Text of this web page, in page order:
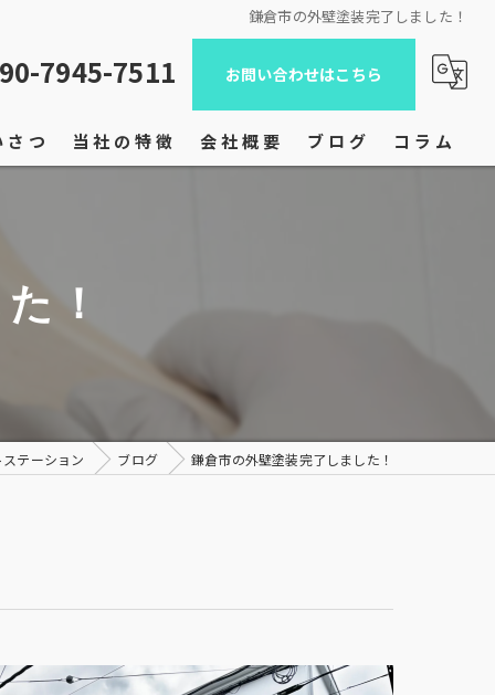
鎌倉市の外壁塗装完了しました！
7945-7511 お問い合わせはこちら
つ 当社の特徴 会社概要 ブログ コラム
！
テーション ブログ 鎌倉市の外壁塗装完了しました！